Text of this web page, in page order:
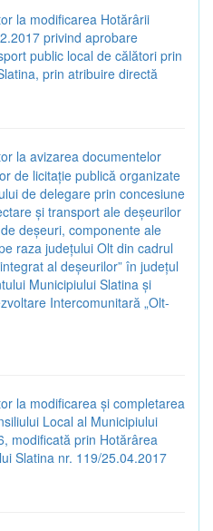
la modificarea Hotărârii
privind aprobare
public local de călători prin
prin atribuire directă
la avizarea documentelor
de licitație publică organizate
de delegare prin concesiune
și transport ale deșeurilor
deșeuri, componente ale
raza județului Olt din cadrul
al deșeurilor” în județul
Municipiului Slatina și
Intercomunitară „Olt-
la modificarea și completarea
Local al Municipiului
modificată prin Hotărârea
Slatina nr. 119/25.04.2017